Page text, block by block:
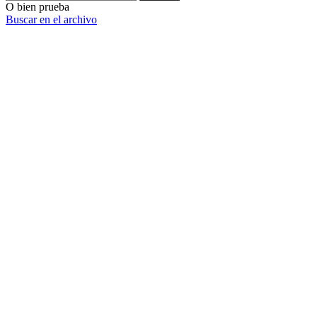
O bien prueba
Buscar en el archivo